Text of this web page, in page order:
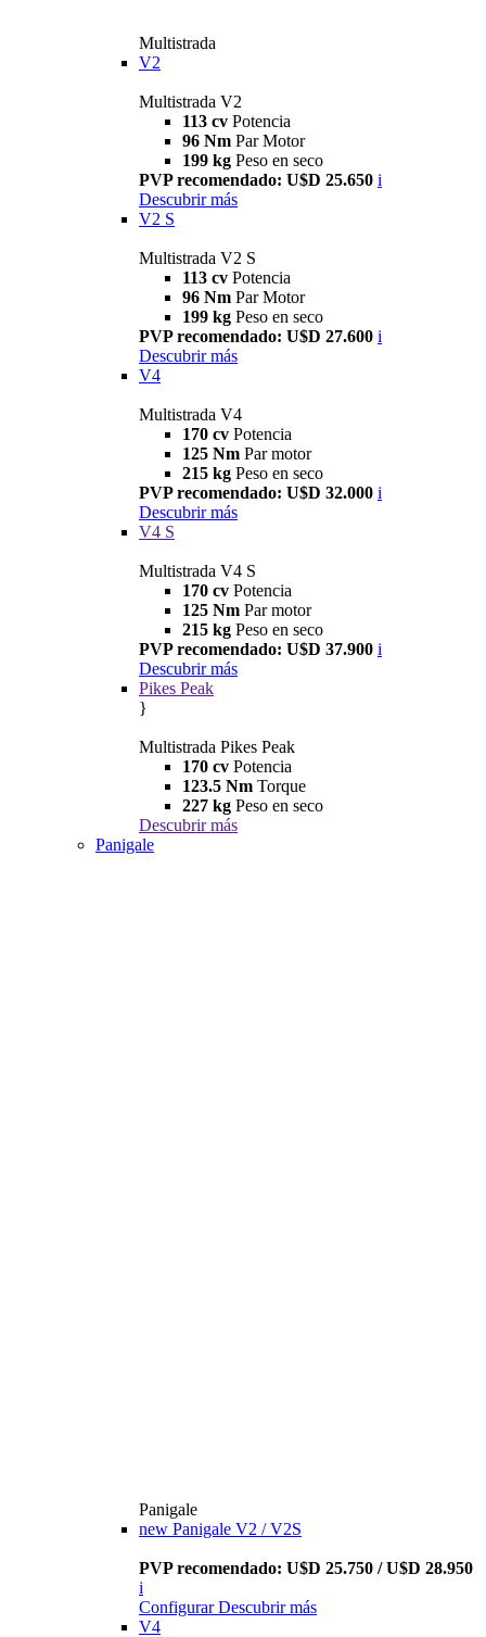
Multistrada
V2
Multistrada V2
113 cv Potencia
96 Nm Par Motor
199 kg Peso en seco
PVP recomendado: U$D 25.650 i
Descubrir más
V2 S
Multistrada V2 S
113 cv Potencia
96 Nm Par Motor
199 kg Peso en seco
PVP recomendado: U$D 27.600 i
Descubrir más
V4
Multistrada V4
170 cv Potencia
125 Nm Par motor
215 kg Peso en seco
PVP recomendado: U$D 32.000 i
Descubrir más
V4 S
Multistrada V4 S
170 cv Potencia
125 Nm Par motor
215 kg Peso en seco
PVP recomendado: U$D 37.900 i
Descubrir más
Pikes Peak
}
Multistrada Pikes Peak
170 cv Potencia
123.5 Nm Torque
227 kg Peso en seco
Descubrir más
Panigale
Panigale
new Panigale V2 / V2S
PVP recomendado: U$D 25.750 / U$D 28.950
i
Configurar Descubrir más
V4